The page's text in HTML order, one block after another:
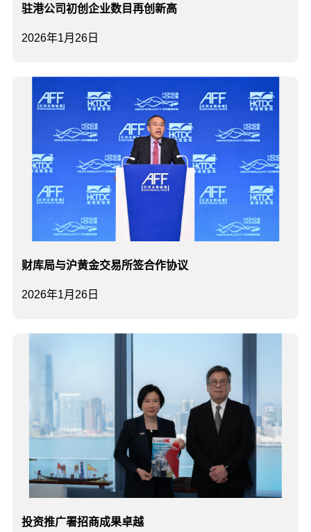
2026年1月26日
驻港公司初创企业数目再创新高
2026年1月26日
财库局与沪黄金交易所签合作协议
投资推广署招商成果卓越